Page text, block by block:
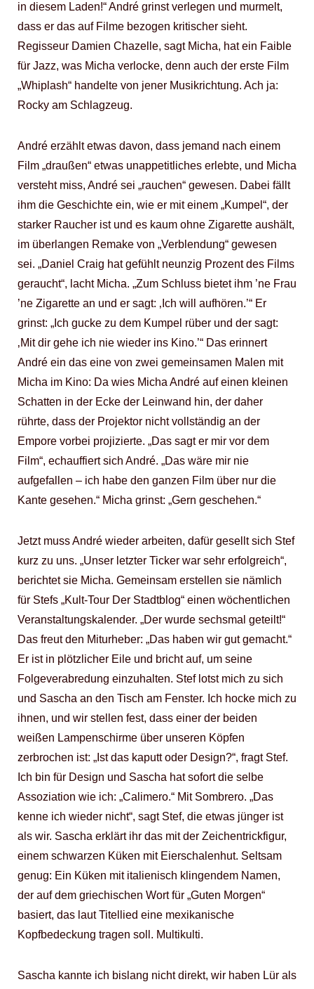
in diesem Laden!“ André grinst verlegen und murmelt,
dass er das auf Filme bezogen kritischer sieht.
Regisseur Damien Chazelle, sagt Micha, hat ein Faible
für Jazz, was Micha verlocke, denn auch der erste Film
„Whiplash“ handelte von jener Musikrichtung. Ach ja:
Rocky am Schlagzeug.
André erzählt etwas davon, dass jemand nach einem
Film „draußen“ etwas unappetitliches erlebte, und Micha
versteht miss, André sei „rauchen“ gewesen. Dabei fällt
ihm die Geschichte ein, wie er mit einem „Kumpel“, der
starker Raucher ist und es kaum ohne Zigarette aushält,
im überlangen Remake von „Verblendung“ gewesen
sei. „Daniel Craig hat gefühlt neunzig Prozent des Films
geraucht“, lacht Micha. „Zum Schluss bietet ihm ’ne Frau
’ne Zigarette an und er sagt: ‚Ich will aufhören.’“ Er
grinst: „Ich gucke zu dem Kumpel rüber und der sagt:
‚Mit dir gehe ich nie wieder ins Kino.’“ Das erinnert
André ein das eine von zwei gemeinsamen Malen mit
Micha im Kino: Da wies Micha André auf einen kleinen
Schatten in der Ecke der Leinwand hin, der daher
rührte, dass der Projektor nicht vollständig an der
Empore vorbei projizierte. „Das sagt er mir vor dem
Film“, echauffiert sich André. „Das wäre mir nie
aufgefallen – ich habe den ganzen Film über nur die
Kante gesehen.“ Micha grinst: „Gern geschehen.“
Jetzt muss André wieder arbeiten, dafür gesellt sich Stef
kurz zu uns. „Unser letzter Ticker war sehr erfolgreich“,
berichtet sie Micha. Gemeinsam erstellen sie nämlich
für Stefs „Kult-Tour Der Stadtblog“ einen wöchentlichen
Veranstaltungskalender. „Der wurde sechsmal geteilt!“
Das freut den Miturheber: „Das haben wir gut gemacht.“
Er ist in plötzlicher Eile und bricht auf, um seine
Folgeverabredung einzuhalten. Stef lotst mich zu sich
und Sascha an den Tisch am Fenster. Ich hocke mich zu
ihnen, und wir stellen fest, dass einer der beiden
weißen Lampenschirme über unseren Köpfen
zerbrochen ist: „Ist das kaputt oder Design?“, fragt Stef.
Ich bin für Design und Sascha hat sofort die selbe
Assoziation wie ich: „Calimero.“ Mit Sombrero. „Das
kenne ich wieder nicht“, sagt Stef, die etwas jünger ist
als wir. Sascha erklärt ihr das mit der Zeichentrickfigur,
einem schwarzen Küken mit Eierschalenhut. Seltsam
genug: Ein Küken mit italienisch klingendem Namen,
der auf dem griechischen Wort für „Guten Morgen“
basiert, das laut Titellied eine mexikanische
Kopfbedeckung tragen soll. Multikulti.
Sascha kannte ich bislang nicht direkt, wir haben Lür als